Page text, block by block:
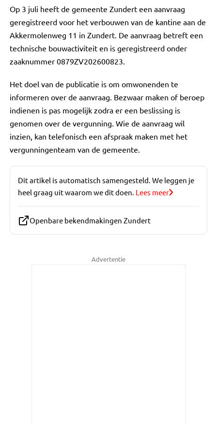
Op 3 juli heeft de gemeente Zundert een aanvraag
geregistreerd voor het verbouwen van de kantine aan de
Akkermolenweg 11 in Zundert. De aanvraag betreft een
technische bouwactiviteit en is geregistreerd onder
zaaknummer 0879ZV202600823.
Het doel van de publicatie is om omwonenden te
informeren over de aanvraag. Bezwaar maken of beroep
indienen is pas mogelijk zodra er een beslissing is
genomen over de vergunning. Wie de aanvraag wil
inzien, kan telefonisch een afspraak maken met het
vergunningenteam van de gemeente.
Dit artikel is automatisch samengesteld. We leggen je
heel graag uit waarom we dit doen. Lees meer
Openbare bekendmakingen Zundert
Advertentie